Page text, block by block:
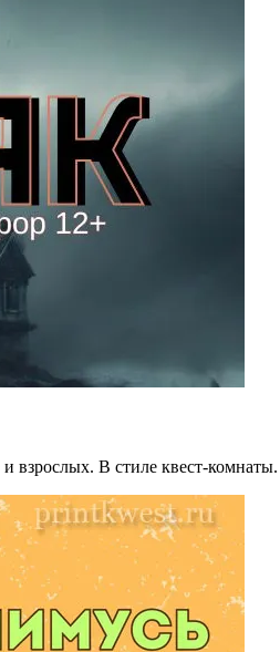
взрослых. В стиле квест-